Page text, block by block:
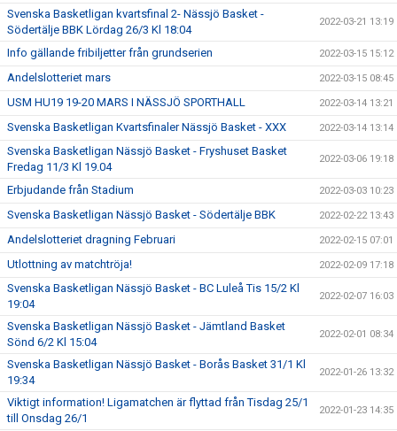
Svenska Basketligan kvartsfinal 2- Nässjö Basket -
Södertälje BBK Lördag 26/3 Kl 18:04
2022-03-21 13:19
Info gällande fribiljetter från grundserien 2022-03-15 15:12
Andelslotteriet mars 2022-03-15 08:45
USM HU19 19-20 MARS I NÄSSJÖ SPORTHALL 2022-03-14 13:21
Svenska Basketligan Kvartsfinaler Nässjö Basket - XXX 2022-03-14 13:14
Svenska Basketligan Nässjö Basket - Fryshuset Basket
Fredag 11/3 Kl 19.04
2022-03-06 19:18
Erbjudande från Stadium 2022-03-03 10:23
Svenska Basketligan Nässjö Basket - Södertälje BBK 2022-02-22 13:43
Andelslotteriet dragning Februari 2022-02-15 07:01
Utlottning av matchtröja! 2022-02-09 17:18
Svenska Basketligan Nässjö Basket - BC Luleå Tis 15/2 Kl
19:04
2022-02-07 16:03
Svenska Basketligan Nässjö Basket - Jämtland Basket
Sönd 6/2 Kl 15:04
2022-02-01 08:34
Svenska Basketligan Nässjö Basket - Borås Basket 31/1 Kl
19:34
2022-01-26 13:32
Viktigt information! Ligamatchen är flyttad från Tisdag 25/1
till Onsdag 26/1
2022-01-23 14:35